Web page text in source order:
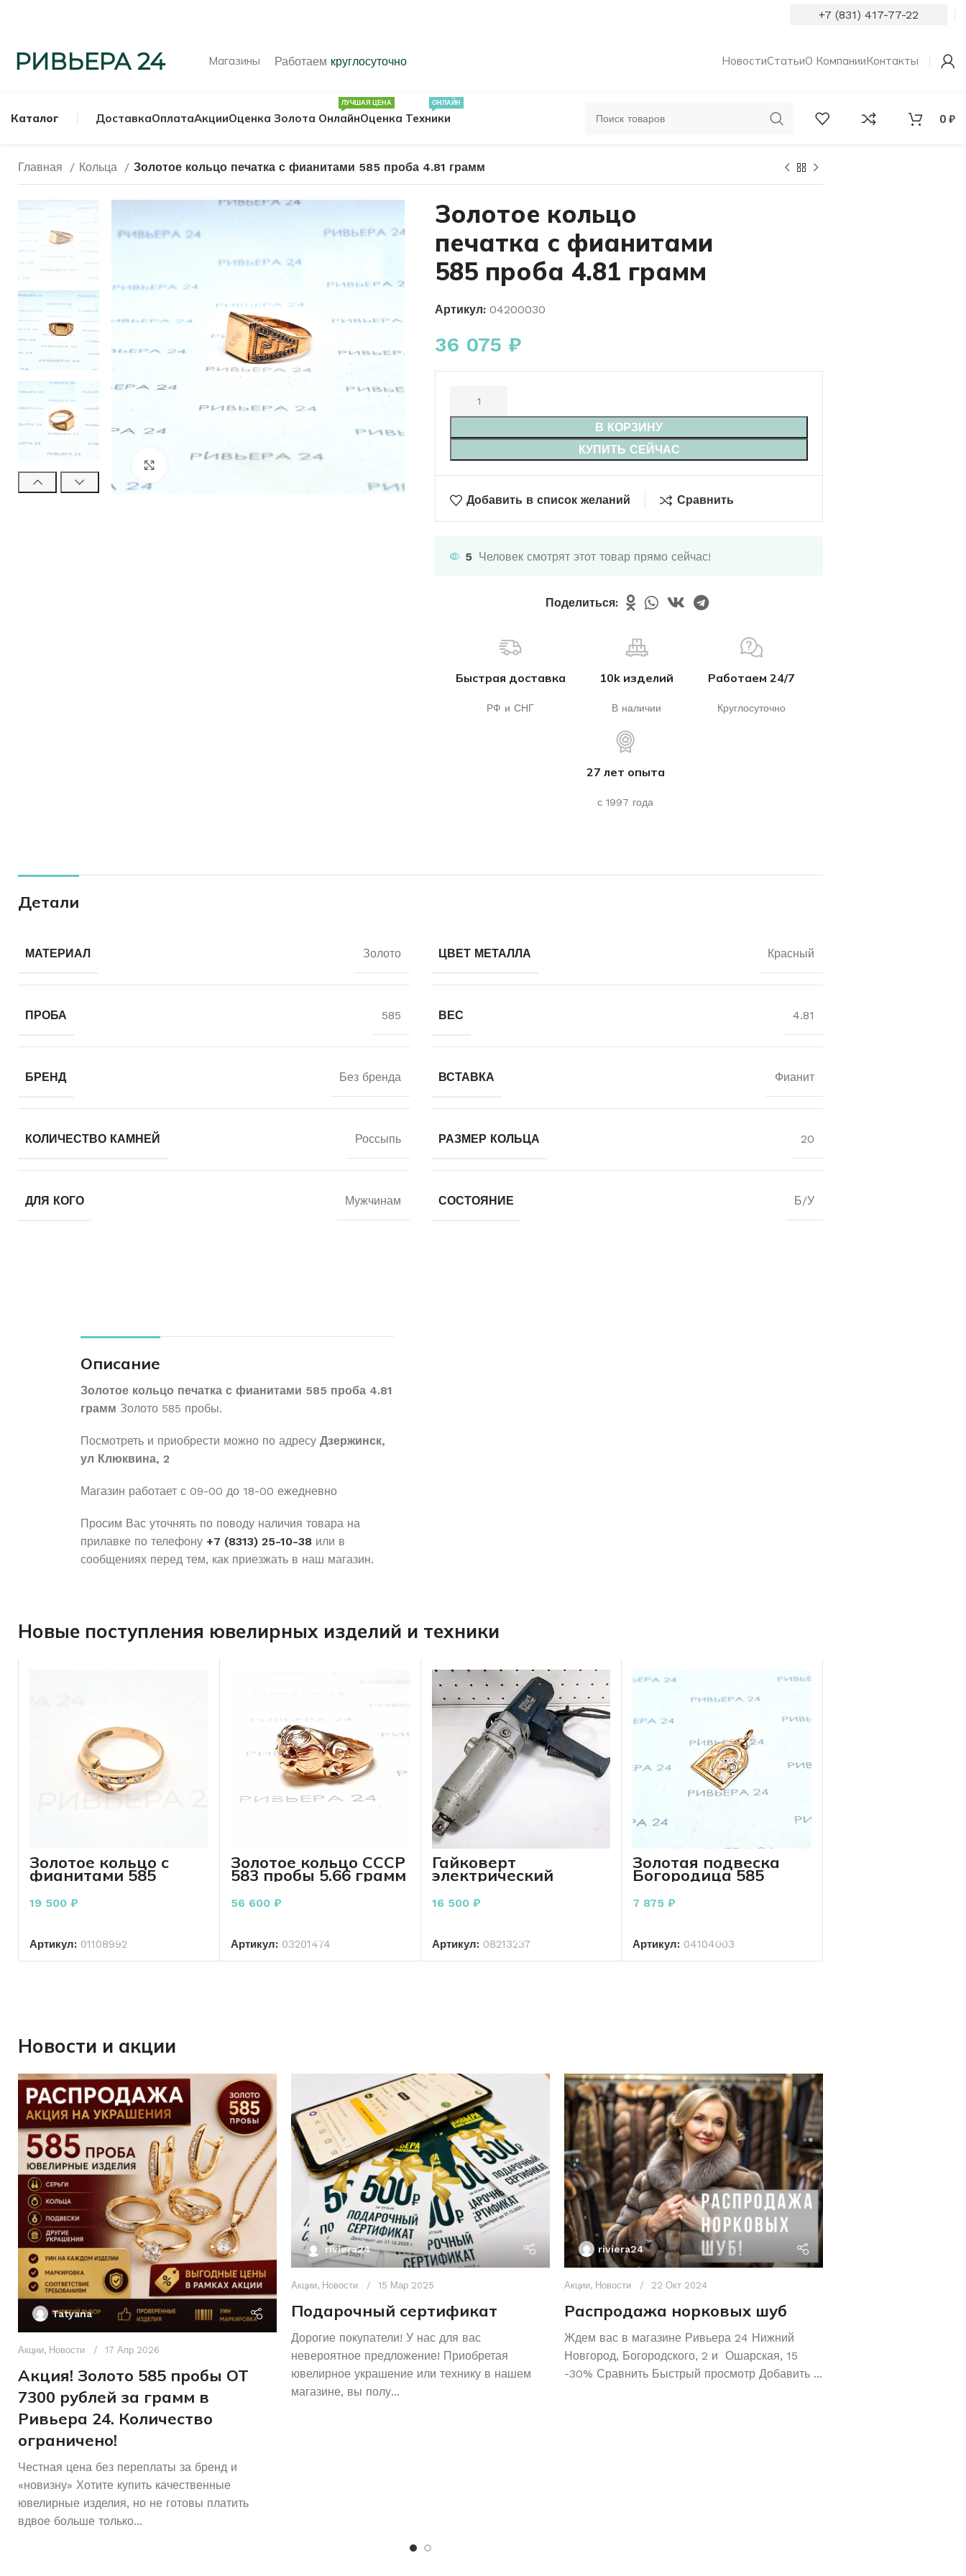
+7 (831) 417-77-22
Магазины Работаем круглосуточно НовостиСтатьиО КомпанииКонтакты
Каталог
МУЖСКИЕ КОЛЬЦА ПЕЧАТКИ КОЛЬЦА 583 ПРОБЫ
ОБРУЧАЛЬНЫЕ
КОЛЬЦА С
ДоставкаОплатаАкцииОценка Золота Онлайн
ЛУЧШАЯ ЦЕНА
Оценка Техники
ОНЛАЙН
0 ₽
Главная Кольца Золотое кольцо печатка с фианитами 585 проба 4.81 грамм
Золотое кольцо
печатка с фианитами
585 проба 4.81 грамм
Артикул: 04200030
36 075 ₽
В КОРЗИНУ
КУПИТЬ СЕЙЧАС
Добавить в список желаний Сравнить
5 Человек смотрят этот товар прямо сейчас!
Поделиться:
Быстрая доставка
РФ и СНГ
10k изделий
В наличии
Работаем 24/7
Круглосуточно
27 лет опыта
с 1997 года
Детали
МАТЕРИАЛ Золото ЦВЕТ МЕТАЛЛА Красный
ПРОБА 585 ВЕС 4.81
БРЕНД Без бренда ВСТАВКА Фианит
КОЛИЧЕСТВО КАМНЕЙ Россыпь РАЗМЕР КОЛЬЦА 20
ДЛЯ КОГО Мужчинам СОСТОЯНИЕ Б/У
Описание
Золотое кольцо печатка с фианитами 585 проба 4.81
грамм Золото 585 пробы.
Посмотреть и приобрести можно по адресу Дзержинск,
ул Клюквина, 2
Магазин работает с 09-00 до 18-00 ежедневно
Просим Вас уточнять по поводу наличия товара на
прилавке по телефону +7 (8313) 25-10-38 или в
сообщениях перед тем, как приезжать в наш магазин.
Новые поступления ювелирных изделий и техники
Золотое кольцо с
фианитами 585
пробы 2.60 грамм
р.17
19 500 ₽
Артикул: 01108992
Золотое кольцо СССР
583 пробы 5.66 грамм
56 600 ₽
Артикул: 03201474
Гайковерт
электрический
Robert Bosch GmbH D-
70745
16 500 ₽
Артикул: 08213237
Золотая подвеска
Богородица 585
проба 1.05 грамм
7 875₽
Артикул: 04104003
Новости и акции
Tatyana
Акции, Новости 17 Апр 2026
Акция! Золото 585 пробы ОТ
7300 рублей за грамм в
Ривьера 24. Количество
ограничено!
Честная цена без переплаты за бренд и
«новизну» Хотите купить качественные
ювелирные изделия, но не готовы платить
вдвое больше только...
riviera24
Акции, Новости 15 Мар 2025
Подарочный сертификат
Дорогие покупатели! У нас для вас
невероятное предложение! Приобретая
ювелирное украшение или технику в нашем
магазине, вы полу...
riviera24
Акции, Новости 22 Окт 2024
Распродажа норковых шуб
Ждем вас в магазине Ривьера 24 Нижний
Новгород, Богородского, 2 и Ошарская, 15
-30% Сравнить Быстрый просмотр Добавить ...